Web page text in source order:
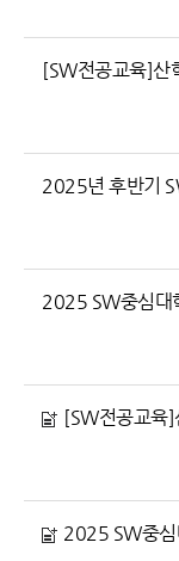
2025 SW중심대
[SW전공교육]
2025 SW중심